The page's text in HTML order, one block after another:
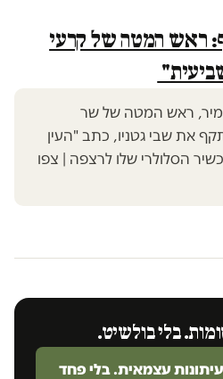
ראש המטה של קרעי
ראש המטה של שר
את שבי גטניו, כתב "העין
הסלולרי שלו לרצפה | צפו
בלי בולשיט.
עצמאית. בלי פחד